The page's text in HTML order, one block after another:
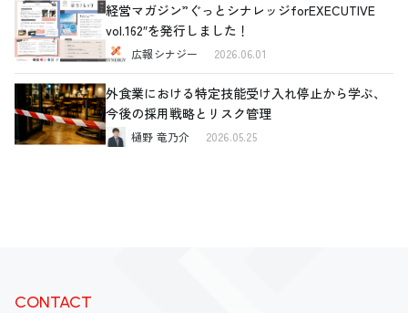
経営マガジン”ぐっとシナレッジforEXECUTIVE
vol.162″を発行しました！
広報シナジー 2026.06.01
外食業における特定技能受け入れ停止から学ぶ、
今後の採用戦略とリスク管理
樋野 竜乃介 2026.05.25
CONTACT